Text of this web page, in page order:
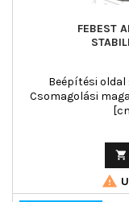
FEBEST
Beépítési oldal
Csomagolási

